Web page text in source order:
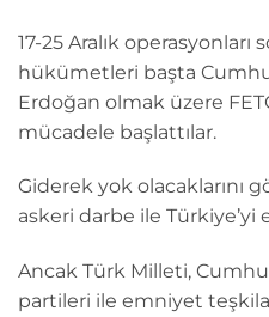
17-25 Aralık operasyonları
hükümetleri başta
Erdoğan olmak üzere
mücadele başlattılar.
Giderek yok olacaklarını
askeri darbe ile
Ancak Türk Milleti,
partileri ile emniyet